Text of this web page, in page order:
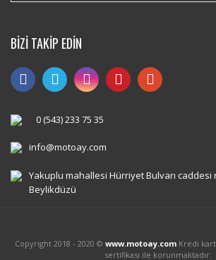
BİZİ TAKİP EDİN
0 (543) 233 75 35
info@motoay.com
Yakuplu mahallesi Hürriyet Bulvarı caddesi
Beylikdüzü
Copyright 2018 - 2020 © www.motoay.comKredi
sertifikası ile korunmaktadır.